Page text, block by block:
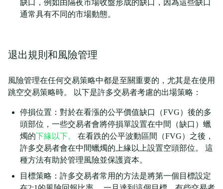
缺口，例如由隔夜市場收盤形成的缺口，因為這些缺口
通常具有不同的市場動態。
退出規則和風險管理
風險管理在任何交易策略中都是至關重要的，尤其是在使用
跳空交易策略時。 以下是許多交易者考慮的出場策略：
停損位置：對於在看漲的公平價值缺口（FVG）後的多
頭部位，一些交易者會將停損單設置在中間（缺口）蠟
燭的下緣以下。
在看跌的公平波動區間（FVG）之後，
許多交易者會在中間蠟燭的上緣以上設置空頭部位。 這
種方法有助於管理風險並保護資本。
目標策略：許多交易者常用的方法是將第一個目標設定